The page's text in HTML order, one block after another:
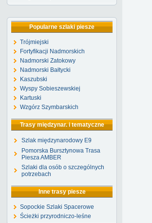
Popularne szlaki piesze
Trójmiejski
Fortyfikacji Nadmorskich
Nadmorski Zatokowy
Nadmorski Bałtycki
Kaszubski
Wyspy Sobieszewskiej
Kartuski
Wzgórz Szymbarskich
Trasy międzynar. i tematyczne
Szlak międzynarodowy E9
Pomorska Bursztynowa Trasa
Piesza AMBER
Szlaki dla osób o szczególnych
potrzebach
Inne trasy piesze
Sopockie Szlaki Spacerowe
Ścieżki przyrodniczo-leśne